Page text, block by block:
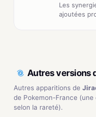
Les
ajoutées
Autres versions
Autres apparitions de
de Pokemon-France
selon la rareté).